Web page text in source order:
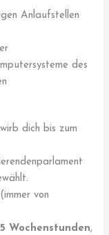
Anlaufstellen
des
dich bis zum
von
Wochenstunden,